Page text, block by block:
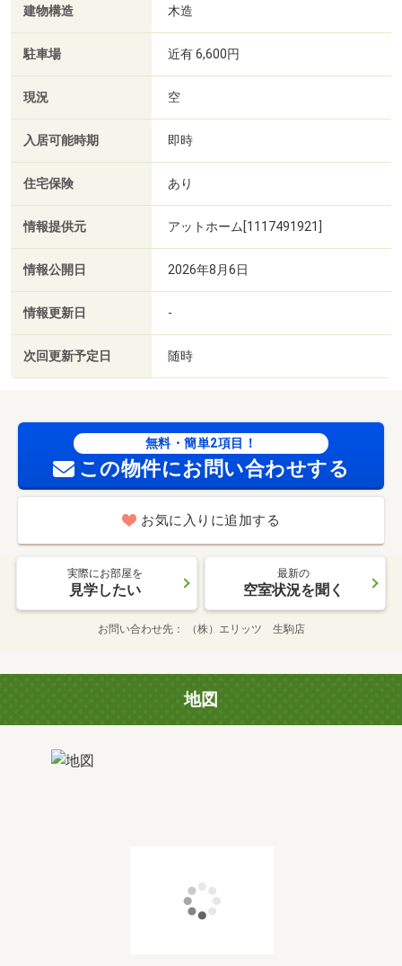
建物構造 木造
駐車場 近有 6,600円
現況 空
入居可能時期 即時
住宅保険 あり
情報提供元 アットホーム[1117491921]
情報公開日 2026年8月6日
情報更新日 -
次回更新予定日 随時
無料・簡単2項目！
この物件にお問い合わせする
お気に入りに追加する
実際にお部屋を
見学したい
最新の
空室状況を聞く
お問い合わせ先 （株）エリッツ 生駒店
地図